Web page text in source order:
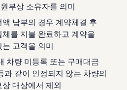
부상 소유자를 의미
액 납부의 경우 계약체결 후
체를 지불 완료하고 계약을
고객을 의미
차량 미등록 또는 구매대금
과 같이 인정되지 않는 차량의
대상에서 제외